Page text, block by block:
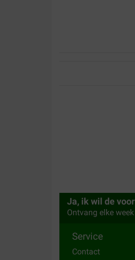
Snelle bezorging
Translate to English
Ja, ik wil de
Ontvang elke
Service
Contact